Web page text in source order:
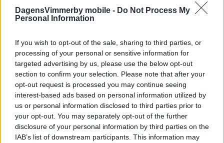
DagensVimmerby mobile - Do Not Process My
Personal Information
If you wish to opt-out of the sale, sharing to third parties, or
processing of your personal or sensitive information for
targeted advertising by us, please use the below opt-out
section to confirm your selection. Please note that after your
opt-out request is processed you may continue seeing
interest-based ads based on personal information utilized by
us or personal information disclosed to third parties prior to
your opt-out. You may separately opt-out of the further
disclosure of your personal information by third parties on the
IAB’s list of downstream participants. This information may
Alsér om beslutet att överlämna
livsverket: "Företaget blir helt enkelt
NÄRINGSLIV 07 juli 2026 04.00
Annons:
EXTRA